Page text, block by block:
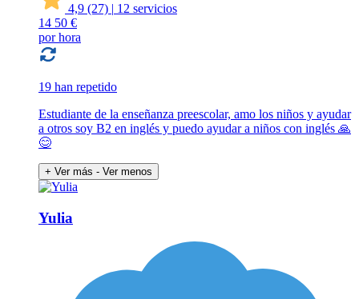
4,9 (27) | 12 servicios
14 50 €
por hora
19 han repetido
Estudiante de la enseñanza preescolar, amo los niños y ayudar
a otros soy B2 en inglés y puedo ayudar a niños con inglés 🙏
😊
+ Ver más - Ver menos
Yulia